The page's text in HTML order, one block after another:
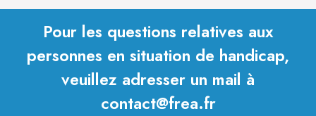
Pour les questions relatives aux
personnes en situation de handicap,
veuillez adresser un mail à
contact@frea.fr